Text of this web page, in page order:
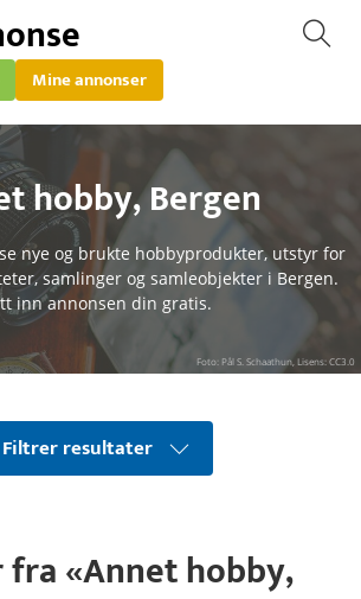
Mine annonser
hobby,Bergen
nye og brukte hobbyprodukter, utstyr for
samlinger og samleobjekter i Bergen.
inn annonsen din gratis.
Foto: Pål S. Schaathun, Lisens: CC3.0
Filtrer resultater
«Annet hobby,